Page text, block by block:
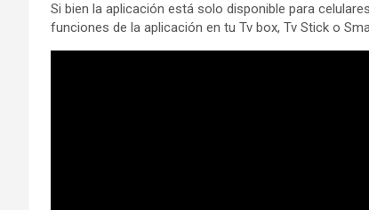
Si bien la aplicación está solo disponible para
funciones de la aplicación en tu Tv box, Tv Stick o